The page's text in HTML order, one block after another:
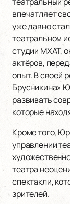
впечатляет
уже давно
театральном
студии МХАТ,
актёров,
опыт. В своей
Брусникина»
развивать
которые
Кроме того,
управлении
театра
спектакли,
зрителей.